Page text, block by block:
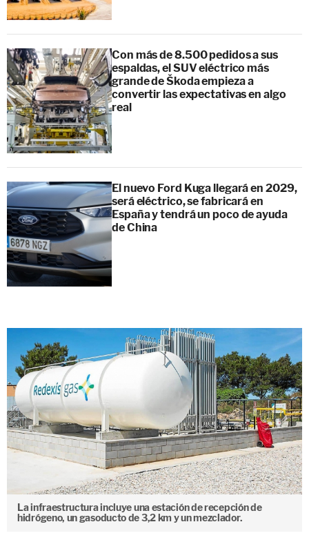
Con más de 8.500 pedidos a sus
espaldas, el SUV eléctrico más
grande de Škoda empieza a
convertir las expectativas en algo
real
El nuevo Ford Kuga llegará en 2029,
será eléctrico, se fabricará en
España y tendrá un poco de ayuda
de China
La infraestructura incluye una estación de recepción de
hidrógeno, un gasoducto de 3,2 km y un mezclador.